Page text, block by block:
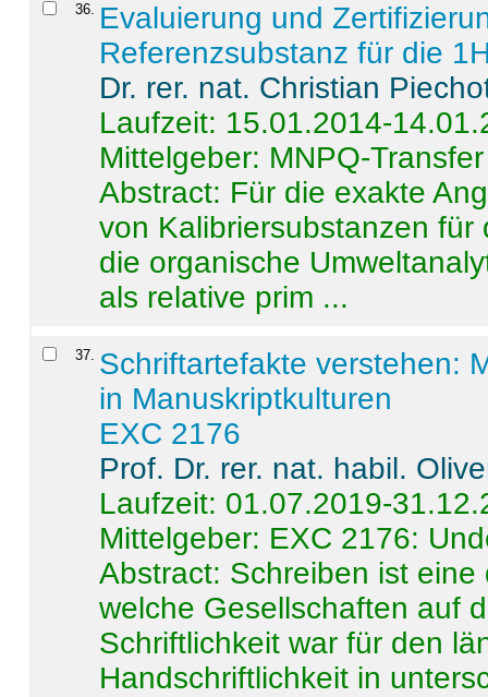
36. Evaluierung und
Referenzsubstanz für die
Dr. rer. nat. Christian
Laufzeit: 15.01.2014-
Mittelgeber: MNPQ-Transfer
Abstract: Für die exakte
von Kalibriersubstanzen
die organische
als relative prim ...
37. Schriftartefakte verstehen:
in Manuskriptkulturen
EXC 2176
Prof. Dr. rer. nat. habil.
Laufzeit: 01.07.2019-
Mittelgeber: EXC 2176:
Abstract: Schreiben ist
welche Gesellschaften auf
Schriftlichkeit war für den
Handschriftlichkeit in